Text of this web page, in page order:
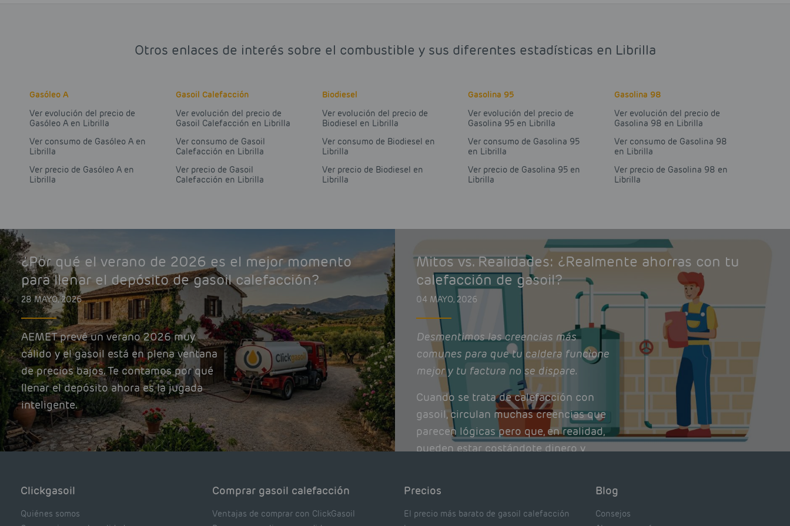
Otros enlaces de interés sobre el combustible y sus diferentes estadísticas en Librilla
Gasóleo A
Ver evolución del precio de
Gasóleo A en Librilla
Ver consumo de Gasóleo A en
Librilla
Ver precio de Gasóleo A en
Librilla
Gasoil Calefacción
Ver evolución del precio de
Gasoil Calefacción en Librilla
Ver consumo de Gasoil
Calefacción en Librilla
Ver precio de Gasoil
Calefacción en Librilla
Biodiesel
Ver evolución del precio de
Biodiesel en Librilla
Ver consumo de Biodiesel en
Librilla
Ver precio de Biodiesel en
Librilla
Gasolina 95
Ver evolución del precio de
Gasolina 95 en Librilla
Ver consumo de Gasolina 95
en Librilla
Ver precio de Gasolina 95 en
Librilla
Gasolina 98
Ver evolución del precio de
Gasolina 98 en Librilla
Ver consumo de Gasolina 98
en Librilla
Ver precio de Gasolina 98 en
Librilla
¿Por qué el verano de 2026 es el mejor momento
para llenar el depósito de gasoil calefacción?
28 MAYO, 2026
AEMET prevé un verano 2026 muy
cálido y el gasoil está en plena ventana
de precios bajos. Te contamos por qué
llenar el depósito ahora es la jugada
inteligente.
Mitos vs. Realidades: ¿Realmente ahorras con tu
calefacción de gasoil?
04 MAYO, 2026
Desmentimos las creencias más
comunes para que tu caldera funcione
mejor y tu factura no se dispare.
Cuando se trata de calefacción con
gasoil, circulan muchas creencias que
parecen lógicas pero que, en realidad,
pueden estar costándote dinero y
Clickgasoil
Quiénes somos
Comprar gasoil calefacción
Ventajas de comprar con ClickGasoil
Precios
El precio más barato de gasoil calefacción
Blog
Consejos